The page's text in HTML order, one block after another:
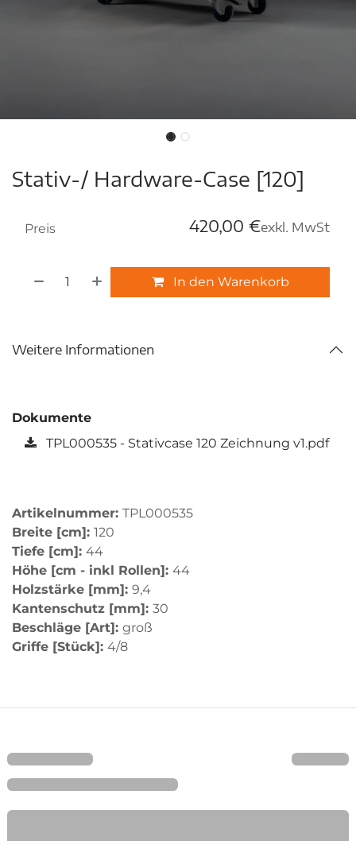
Stativ-/ Hardware-Case [120]
In den Warenkorb
Preis 420,00 €exkl. MwSt
Weitere Informationen
Dokumente
TPL000535 - Stativcase 120 Zeichnung v1.pdf
Artikelnummer: TPL000535
Breite [cm]: 120
Tiefe [cm]: 44
Höhe [cm - inkl Rollen]: 44
Holzstärke [mm]: 9,4
Kantenschutz [mm]: 30
Beschläge [Art]: groß
Griffe [Stück]: 4/8